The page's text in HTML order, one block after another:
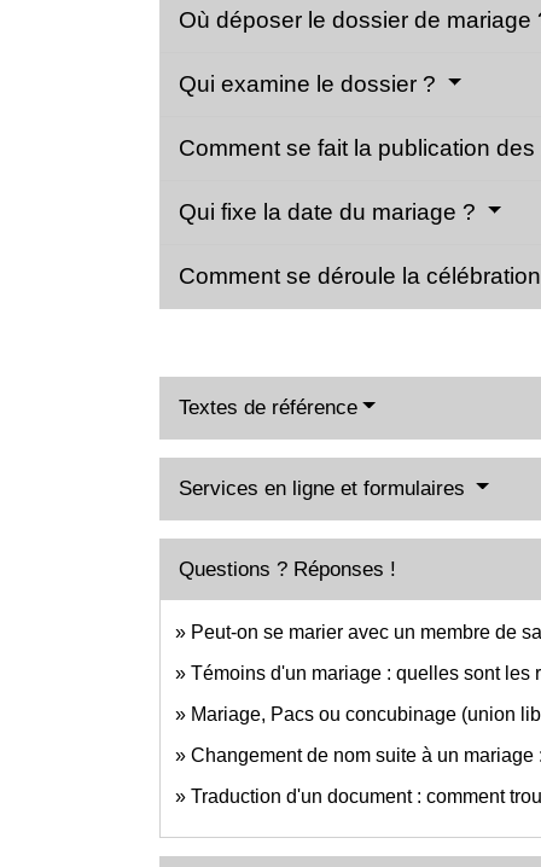
Où déposer le dossier de mariage
Qui examine le dossier ?
Comment se fait la publication des
Qui fixe la date du mariage ?
Comment se déroule la
Textes de référence
Services en ligne et formulaires
Questions ? Réponses !
Peut-on se marier avec un membre de
Témoins d'un mariage : quelles sont les
Mariage, Pacs ou concubinage (union
Changement de nom suite à un
Traduction d'un document : comment